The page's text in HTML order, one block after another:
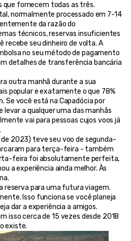
que fornecem todas as três.
normalmente processado em 7-14
da razão do
técnicos, reservas insuficientes
recebe seu dinheiro de volta. A
no seu método de pagamento
detalhes de transferência bancária
outra manhã durante a sua
popular e exatamente o que 78%
Se você está na Capadócia por
a qualquer uma das manhãs
vai para pessoas cujos voos já
de 2023) teve seu voo de segunda-
para terça-feira - também
feira foi absolutamente perfeita,
a experiência ainda melhor. Às
reserva para uma futura viagem.
Isso funciona se você planeja
dar a experiência a amigos.
isso cerca de 15 vezes desde 2018
existe.